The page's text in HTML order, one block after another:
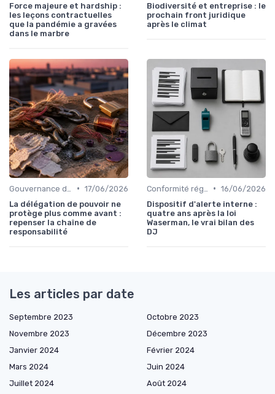
Force majeure et hardship :
les leçons contractuelles
que la pandémie a gravées
dans le marbre
Biodiversité et entreprise : le
prochain front juridique
après le climat
• 17/06/2026
La délégation de pouvoir ne
protège plus comme avant :
repenser la chaîne de
responsabilité
• 16/06/2026
Dispositif d'alerte interne :
quatre ans après la loi
Waserman, le vrai bilan des
DJ
Les articles par date
Septembre 2023
Octobre 2023
Novembre 2023
Décembre 2023
Janvier 2024
Février 2024
Mars 2024
Juin 2024
Juillet 2024
Août 2024